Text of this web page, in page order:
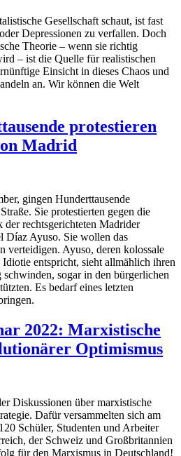
Gesellschaft schaut, ist fast
Depressionen zu verfallen. Doch
Theorie – wenn sie richtig
– ist die Quelle für realistischen
Einsicht in dieses Chaos und
an. Wir können die Welt
protestieren
Madrid
gingen Hunderttausende
Sie protestierten gegen die
rechtsgerichteten Madrider
Díaz Ayuso. Sie wollen das
verteidigen. Ayuso, deren kolossale
entspricht, sieht allmählich ihren
sogar in den bürgerlichen
Es bedarf eines letzten
2022: Marxistische
Optimismus
Diskussionen über marxistische
Dafür versammelten sich am
Schüler, Studenten und Arbeiter
der Schweiz und Großbritannien
für den Marxismus in Deutschland!